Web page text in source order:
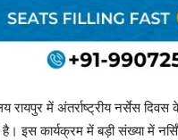
रायपुर में अंतर्राष्ट्रीय नर्सेस
है। इस कार्यक्रम में बड़ी संख्या में